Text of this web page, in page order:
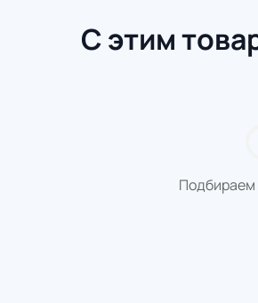
С этим
Подбираем